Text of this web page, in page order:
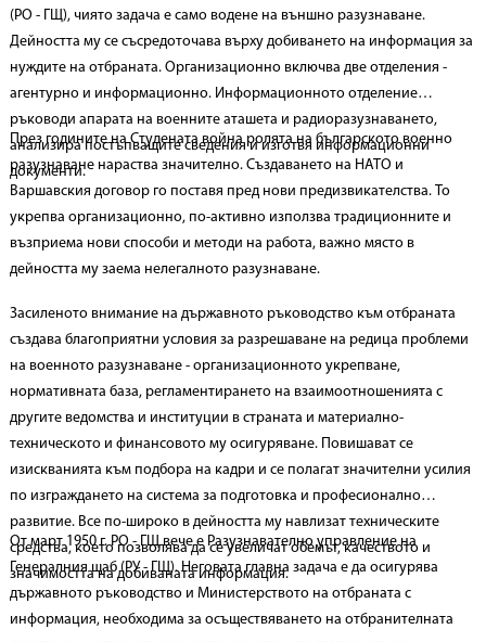
(РО - ГЩ), чиято задача е само водене на външно разузнаване.
Дейността му се съсредоточава върху добиването на информация за
нуждите на отбраната. Организационно включва две отделения -
агентурно и информационно. Информационното отделение
ръководи апарата на военните аташета и радиоразузнаването,
анализира постъпващите сведения и изготвя информационни
документи.
През годините на Студената война ролята на българското военно
разузнаване нараства значително. Създаването на НАТО и
Варшавския договор го поставя пред нови предизвикателства. То
укрепва организационно, по-активно използва традиционните и
възприема нови способи и методи на работа, важно място в
дейността му заема нелегалното разузнаване.
Засиленото внимание на държавното ръководство към отбраната
създава благоприятни условия за разрешаване на редица проблеми
на военното разузнаване - организационното укрепване,
нормативната база, регламентирането на взаимоотношенията с
другите ведомства и институции в страната и материално-
техническото и финансовото му осигуряване. Повишават се
изискванията към подбора на кадри и се полагат значителни усилия
по изграждането на система за подготовка и професионално
развитие. Все по-широко в дейността му навлизат техническите
средства, което позволява да се увеличат обемът, качеството и
значимостта на добиваната информация.
От март 1950 г. РО - ГЩ вече е Разузнавателно управление на
Генералния щаб (РУ - ГЩ). Неговата главна задача е да осигурява
държавното ръководство и Министерството на отбраната с
информация, необходима за осъществяването на отбранителната